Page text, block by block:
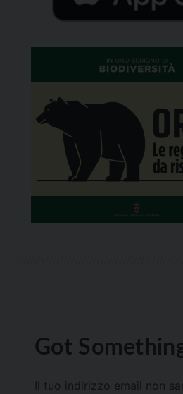
Got
Il tuo indirizzo email non